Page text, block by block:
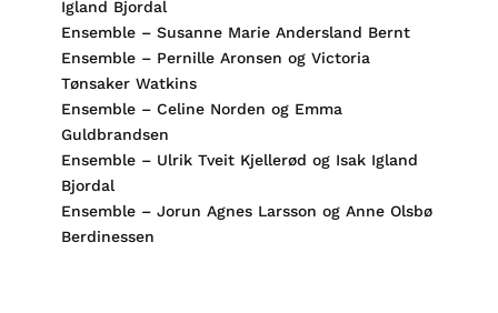
Igland Bjordal
Ensemble – Susanne Marie Andersland Bernt
Ensemble – Pernille Aronsen og Victoria
Tønsaker Watkins
Ensemble – Celine Norden og Emma
Guldbrandsen
Ensemble – Ulrik Tveit Kjellerød og Isak Igland
Bjordal
Ensemble – Jorun Agnes Larsson og Anne Olsbø
Berdinessen